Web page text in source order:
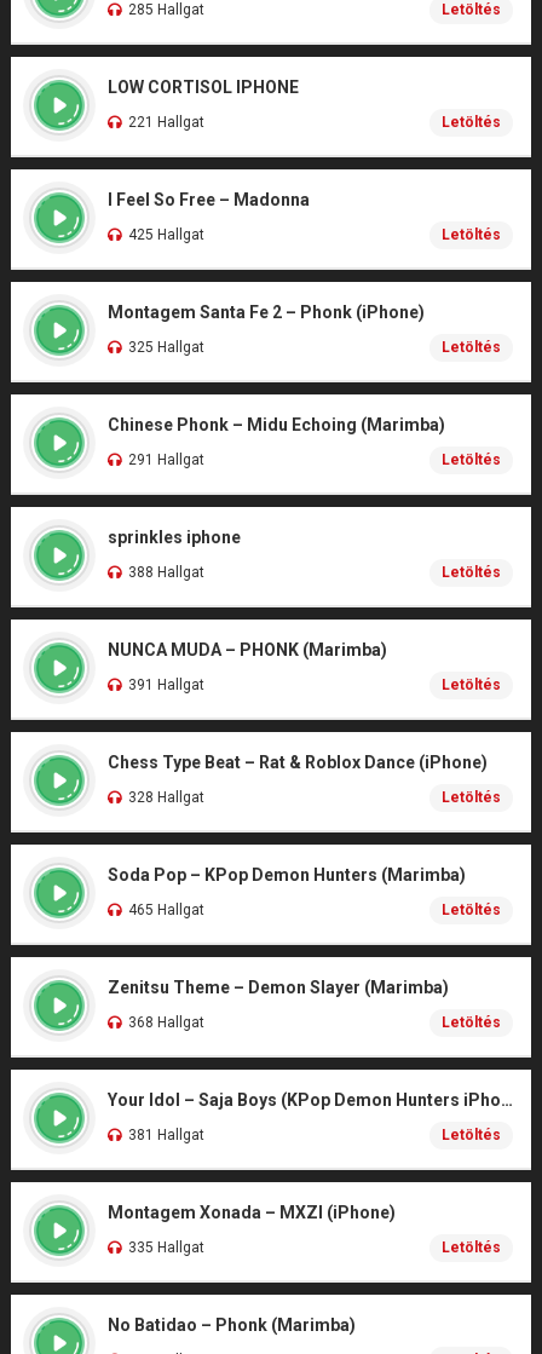
285 Hallgat Letöltés
LOW CORTISOL IPHONE
221 Hallgat Letöltés
I Feel So Free – Madonna
425 Hallgat Letöltés
Montagem Santa Fe 2 – Phonk (iPhone)
325 Hallgat Letöltés
Chinese Phonk – Midu Echoing (Marimba)
291 Hallgat Letöltés
sprinkles iphone
388 Hallgat Letöltés
NUNCA MUDA – PHONK (Marimba)
391 Hallgat Letöltés
Chess Type Beat – Rat & Roblox Dance (iPhone)
328 Hallgat Letöltés
Soda Pop – KPop Demon Hunters (Marimba)
465 Hallgat Letöltés
Zenitsu Theme – Demon Slayer (Marimba)
368 Hallgat Letöltés
Your Idol – Saja Boys (KPop Demon Hunters iPhone)
381 Hallgat Letöltés
Montagem Xonada – MXZI (iPhone)
335 Hallgat Letöltés
No Batidao – Phonk (Marimba)